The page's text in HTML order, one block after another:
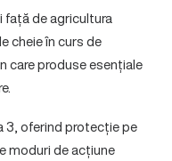
față de agricultura
cheie în curs de
care produse esențiale
3, oferind protecție pe
moduri de acțiune